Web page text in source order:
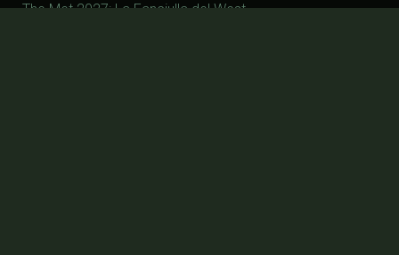
The Met 2027: La Fanciulla del West